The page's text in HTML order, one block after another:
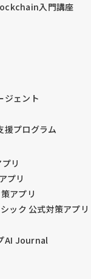
入門講座
ジェント
援プログラム
リ
プリ
アプリ
ック 公式対策アプリ
AI Journal